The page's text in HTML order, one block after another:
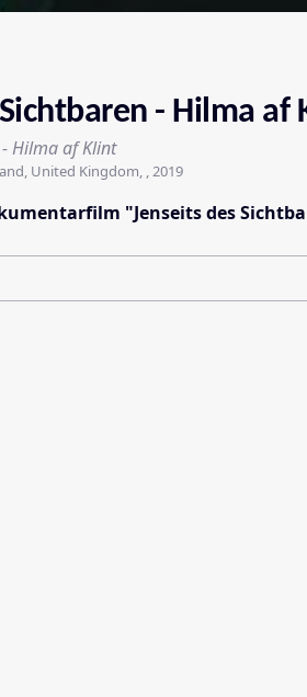
- Hilma af
- Hilma af Klint
United Kingdom, , 2019
"Jenseits des